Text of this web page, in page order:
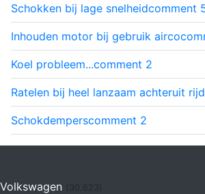
Schokken bij lage snelheidcomment
Inhouden motor bij gebruik airco
Koel probleem...comment 2
Ratelen bij heel lanzaam achteruit
Schokdemperscomment 2
Volkswagen (30.623)